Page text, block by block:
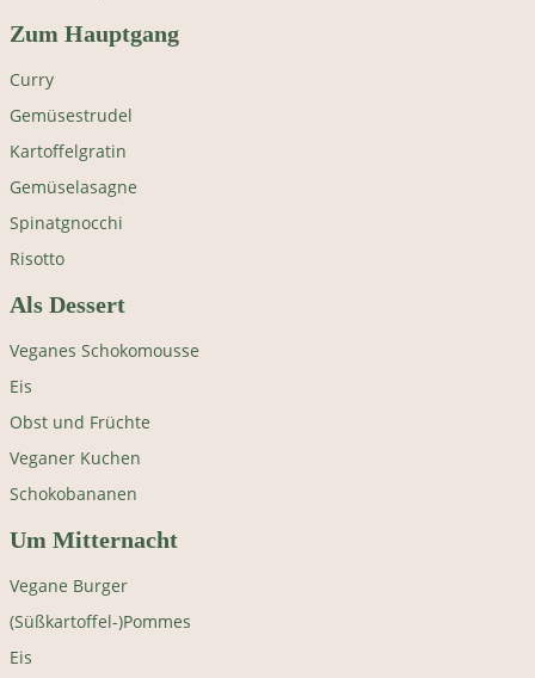
Zum Hauptgang
Curry
Gemüsestrudel
Kartoffelgratin
Gemüselasagne
Spinatgnocchi
Risotto
Als Dessert
Veganes Schokomousse
Eis
Obst und Früchte
Veganer Kuchen
Schokobananen
Um Mitternacht
Vegane Burger
(Süßkartoffel-)Pommes
Eis